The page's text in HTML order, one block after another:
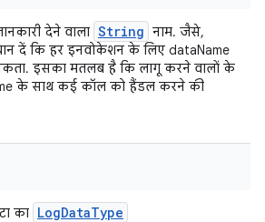
देने वाला String नाम. जैसे,
दें कि हर इनवोकेशन के लिए dataName
इसका मतलब है कि लागू करने वालों के
के साथ कई कॉल को हैंडल करने की
का LogDataType